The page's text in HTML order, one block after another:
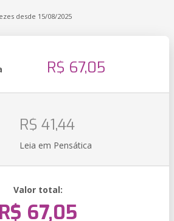
desde 15/08/2025
R$ 67,05
R$ 41,44
Leia em Pensática
Valor total:
R$ 67,05